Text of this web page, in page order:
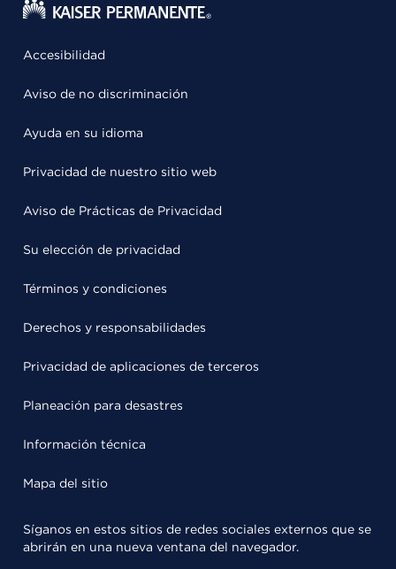
Accesibilidad
Aviso de no discriminación
Ayuda en su idioma
Privacidad de nuestro sitio web
Aviso de Prácticas de Privacidad
Su elección de privacidad
Términos y condiciones
Derechos y responsabilidades
Privacidad de aplicaciones de terceros
Planeación para desastres
Información técnica
Mapa del sitio
Síganos en estos sitios de redes sociales externos que se
abrirán en una nueva ventana del navegador.